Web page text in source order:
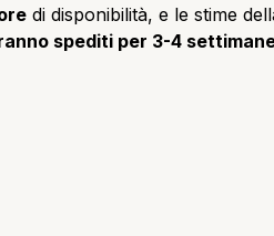
di disponibilità, e le stime
spediti per 3-4